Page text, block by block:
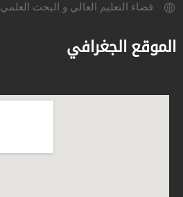
فضاء التعليم العالي و البحث العلمي
الموقع الجغرافي